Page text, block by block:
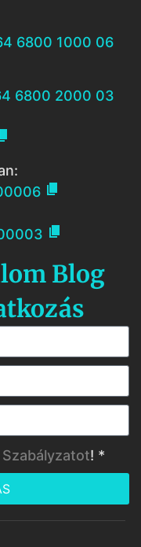
6800 1000 06
6800 2000 03


Blog
! *